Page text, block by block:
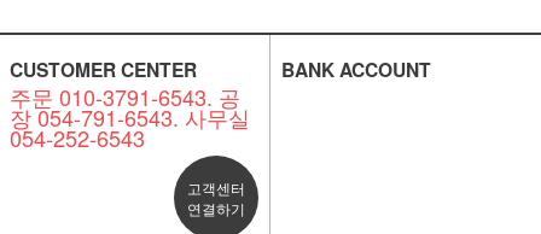
CUSTOMER CENTER
주문 010-3791-6543. 공
장 054-791-6543. 사무실
054-252-6543
고객센터
연결하기
BANK ACCOUNT